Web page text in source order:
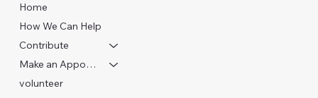
Home
How We Can Help
Contribute
Make an Appointment
volunteer